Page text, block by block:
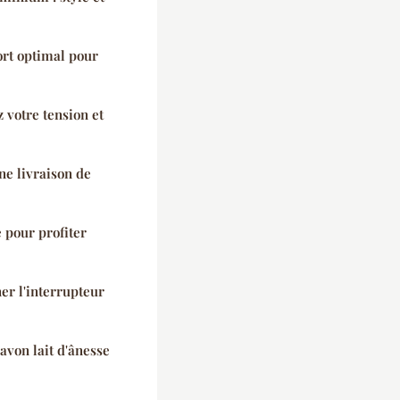
optimal pour
votre tension et
livraison de
pour profiter
l'interrupteur
lait d'ânesse